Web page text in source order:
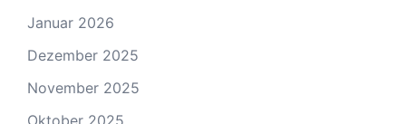
Januar 2026
Dezember 2025
November 2025
Oktober 2025